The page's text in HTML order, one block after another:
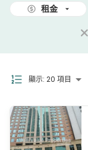
租金
顯示: 20 項目